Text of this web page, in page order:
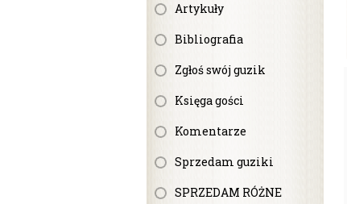
Artykuły
Bibliografia
Zgłoś swój guzik
Księga gości
Komentarze
Sprzedam guziki
SPRZEDAM RÓŻNE